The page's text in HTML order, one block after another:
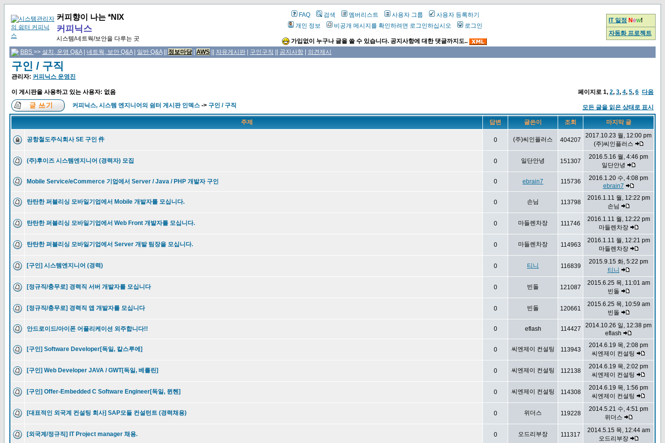
커피향이 나는 *NIX
커피닉스
시스템/네트웍/보안을 다루는 곳
FAQ 검색 멤버리스트 사용자 그룹
사용자 등록하기
개인 정보
비공개 메시지를 확인하려면 로그인하십시오 로그인
가입없이 누구나 글을 쓸 수 있습니다. 공지사항에 대한 댓글까지도..
IT 일정 New!
자동화 프로젝트
BBS >> 설치, 운영 Q&A| 네트웍, 보안 Q&A| 일반 Q&A|| 정보마당| AWS 자유게시판 구인구직 공지사항 의견제시
구인 / 구직
관리자: 커피닉스 운영진
이 게시판을 사용하고 있는 사용자: 없음 페이지로 1, 2, 3, 4, 5, 6 다음
커피닉스, 시스템 엔지니어의 쉼터 게시판 인덱스 -> 구인 / 구직 모든 글을 읽은 상태로 표시
주제 답변 글쓴이 조회 마지막 글
공항철도주식회사 SE 구인 件 0 (주)씨인플러스 404207
2017.10.23 월, 12:00 pm
(주)씨인플러스
(주)후이즈 시스템엔지니어 (경력자) 모집 0 일단안녕 151307
2016.5.16 월, 4:46 pm
일단안녕
Mobile Service/eCommerce 기업에서 Server / Java / PHP 개발자 구인 0 ebrain7 115736
2016.1.20 수, 4:08 pm
ebrain7
탄탄한 퍼블리싱 모바일기업에서 Mobile 개발자를 모십니다. 0 손님 113798
2016.1.11 월, 12:22 pm
손님
탄탄한 퍼블리싱 모바일기업에서 Web Front 개발자를 모십니다. 0 마들렌차장 111746
2016.1.11 월, 12:22 pm
마들렌차장
탄탄한 퍼블리싱 모바일기업에서 Server 개발 팀장을 모십니다. 0 마들렌차장 114963
2016.1.11 월, 12:21 pm
마들렌차장
[구인] 시스템엔지니어 (경력) 0 티니 116839
2015.9.15 화, 5:22 pm
티니
[정규직/충무로] 경력직 서버 개발자를 모십니다 0 빈돌 121087
2015.6.25 목, 11:01 am
빈돌
[정규직/충무로] 경력직 앱 개발자를 모십니다 0 빈돌 120661
2015.6.25 목, 10:59 am
빈돌
안드로이드/아이폰 어플리케이션 외주합니다!! 0 eflash 114427
2014.10.26 일, 12:38 pm
eflash
[구인] Software Developer[독일, 칼스루에] 0 씨엔제이 컨설팅 113943
2014.6.19 목, 2:08 pm
씨엔제이 컨설팅
[구인] Web Developer JAVA / GWT[독일, 베를린] 0 씨엔제이 컨설팅 112138
2014.6.19 목, 2:02 pm
씨엔제이 컨설팅
[구인] Offer-Embedded C Software Engineer[독일, 뮌헨] 0 씨엔제이 컨설팅 114308
2014.6.19 목, 1:56 pm
씨엔제이 컨설팅
[대표적인 외국계 컨설팅 회사] SAP모듈 컨설턴트 (경력채용) 0 위더스 119228
2014.5.21 수, 4:51 pm
위더스
[외국계/정규직] IT Project manager 채용. 0 오드리부장 111317
2014.5.15 목, 12:44 am
오드리부장